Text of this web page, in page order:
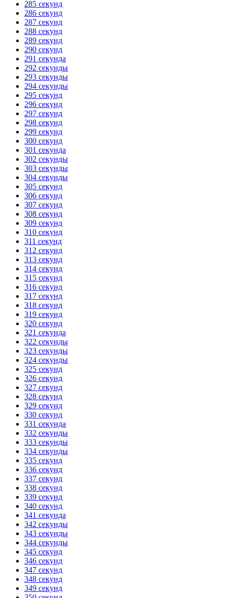
285 секунд
286 секунд
287 секунд
288 секунд
289 секунд
290 секунд
291 секунда
292 секунды
293 секунды
294 секунды
295 секунд
296 секунд
297 секунд
298 секунд
299 секунд
300 секунд
301 секунда
302 секунды
303 секунды
304 секунды
305 секунд
306 секунд
307 секунд
308 секунд
309 секунд
310 секунд
311 секунд
312 секунд
313 секунд
314 секунд
315 секунд
316 секунд
317 секунд
318 секунд
319 секунд
320 секунд
321 секунда
322 секунды
323 секунды
324 секунды
325 секунд
326 секунд
327 секунд
328 секунд
329 секунд
330 секунд
331 секунда
332 секунды
333 секунды
334 секунды
335 секунд
336 секунд
337 секунд
338 секунд
339 секунд
340 секунд
341 секунда
342 секунды
343 секунды
344 секунды
345 секунд
346 секунд
347 секунд
348 секунд
349 секунд